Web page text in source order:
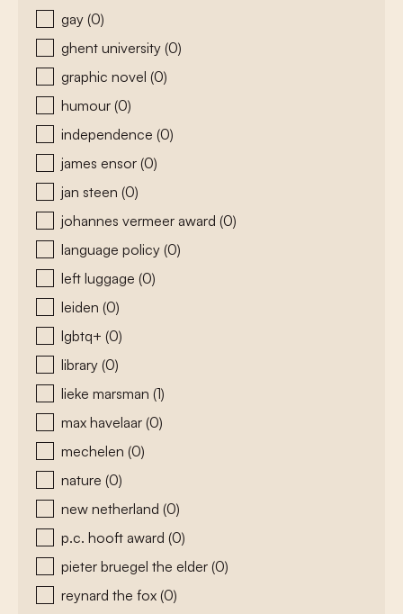
gay (0)
ghent university (0)
graphic novel (0)
humour (0)
independence (0)
james ensor (0)
jan steen (0)
johannes vermeer award (0)
language policy (0)
left luggage (0)
leiden (0)
lgbtq+ (0)
library (0)
lieke marsman (1)
max havelaar (0)
mechelen (0)
nature (0)
new netherland (0)
p.c. hooft award (0)
pieter bruegel the elder (0)
reynard the fox (0)